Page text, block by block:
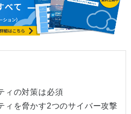
ィの対策は必須
ィを脅かす2つのサイバー攻撃